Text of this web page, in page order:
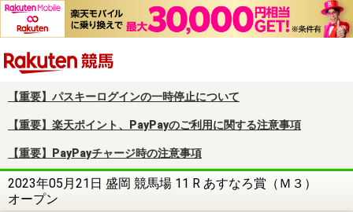
【重要】パスキーログインの一時停止について
【重要】楽天ポイント、PayPayのご利用に関する注意事項
【重要】PayPayチャージ時の注意事項
2023年05月21日 盛岡 競馬場 11 R あすなろ賞（Ｍ３）
オープン